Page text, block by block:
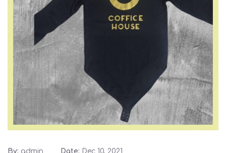
By: admin Date: Dec 10, 2021